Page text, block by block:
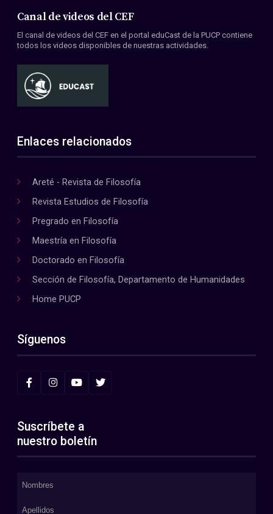
Canal de videos del CEF
El canal de videos del CEF en el portal eduCast de la PUCP contiene
todos los videos disponibles de nuestras actividades.
Enlaces relacionados
Areté - Revista de Filosofía
Revista Estudios de Filosofía
Pregrado en Filosofía
Maestría en Filosofía
Doctorado en Filosofía
Sección de Filosofía, Departamento de Humanidades
Home PUCP
Síguenos
Suscríbete a
nuestro boletín